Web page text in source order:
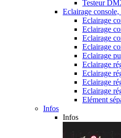
Testeur
Eclairage
Eclairage
Eclairage
Eclairage
Eclairage
Eclairage
Eclairage
Eclairage
Eclairage
Eclairage
Elément
Infos
Infos